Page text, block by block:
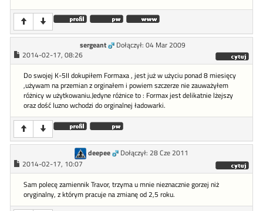
sergeant
Dołączył: 04 Mar 2009
2014-02-17, 08:26
Do swojej K-5II dokupiłem Formaxa , jest już w użyciu ponad 8 miesięcy
,używam na przemian z orginałem i powiem szczerze nie zauważyłem
różnicy w użytkowaniu.Jedyne różnice to : Formax jest delikatnie lżejszy
oraz dość luzno wchodzi do orginalnej ładowarki.
deepee
Dołączył: 28 Cze 2011
2014-02-17, 10:07
Sam polecę zamiennik Travor, trzyma u mnie nieznacznie gorzej niż
oryginalny, z którym pracuje na zmianę od 2,5 roku.